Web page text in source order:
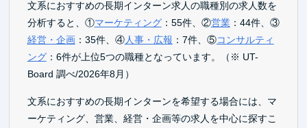
文系におすすめの長期インターン求人の職種別の求人数を
分析すると、①マーケティング：55件、②営業：44件、③
経営・企画：35件、④人事・広報 ：7件、⑤コンサルティ
ング：6件が上位5つの職種となっています。（※ UT-
Board 調べ/2026年8月）
文系におすすめの長期インターンを希望する場合には、マ
ーケティング、営業、経営・企画等の求人を中心に探すこ